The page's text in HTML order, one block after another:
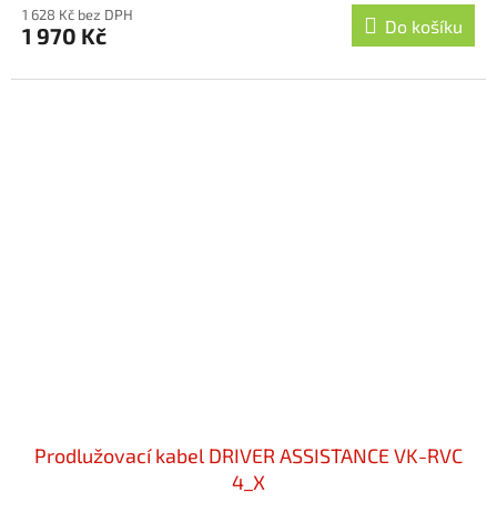
1 628 Kč bez DPH
1 970 Kč Do košíku
Prodlužovací kabel DRIVER ASSISTANCE VK-RVC
4_X